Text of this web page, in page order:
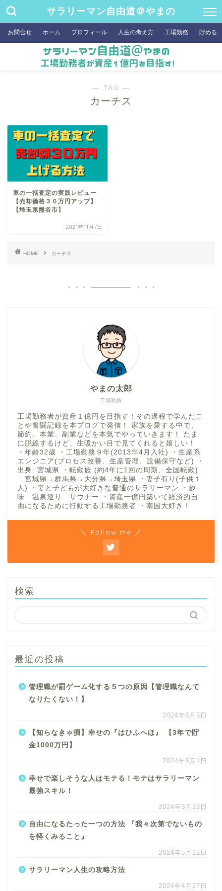
サラリーマン自由道＠やまの
お問合せ ホーム プロフィール 人生の考え方 工場勤務 貯める
― TAG ―
カーチス
車の一括査定の実践レビュー
【売却価格３０万円アップ】
【埼玉県熊谷市】
2021年11月7日
HOME カーチス
工場勤務
やまの太郎
工場勤務者が資産１億円を目指す！その過程で学んだこ
とや奮闘記録を本ブログで発信！ 家族を愛する中で、
節約、本業、副業などを本気でやっていきます！ たま
に脱線するけど、生暖かい目で見てくれると嬉しい！
・年齢32歳 ・工場勤務９年(2013年4月入社) ・生産系
エンジニア(プロセス改善、生産管理、設備保守など) ・
出身: 宮城県 ・転勤族 (約4年に1回の周期、全国転勤)
宮城県→群馬県→大分県→埼玉県 ・妻子有り(子供１
人) ・妻と子どもが大好きな普通のサラリーマン ・趣
味 温泉巡り サウナー ・資産一億円築いて経済的自
由になるために行動する工場勤務者 ・南国大好き！
＼ Follow me ／
検索
最近の投稿
管理職が罰ゲーム化する５つの原因【管理職なんて
なりたくない！】
2024年6月5日
【知らなきゃ損】幸せの『はひふへほ』 【3年で貯
金1000万円】
2024年6月1日
幸せで楽しそうな人はモテる！モテはサラリーマン
最強スキル！
2024年5月15日
自由になるたった一つの方法 『我々次第でないもの
を軽くみること』
2024年5月12日
サラリーマン人生の攻略方法
2024年4月27日